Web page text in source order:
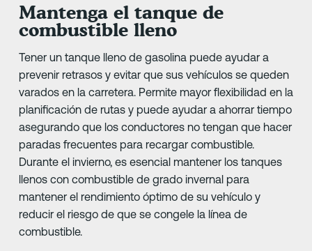
Mantenga el tanque de
combustible lleno
Tener un tanque lleno de gasolina puede ayudar a
prevenir retrasos y evitar que sus vehículos se queden
varados en la carretera. Permite mayor flexibilidad en la
planificación de rutas y puede ayudar a ahorrar tiempo
asegurando que los conductores no tengan que hacer
paradas frecuentes para recargar combustible.
Durante el invierno, es esencial mantener los tanques
llenos con combustible de grado invernal para
mantener el rendimiento óptimo de su vehículo y
reducir el riesgo de que se congele la línea de
combustible.